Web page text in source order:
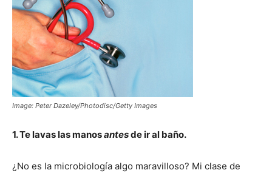
Image: Peter Dazeley/Photodisc/Getty Images
1. Te lavas las manosantesde ir al baño.
¿No es la microbiología algo maravilloso? Mi clase de